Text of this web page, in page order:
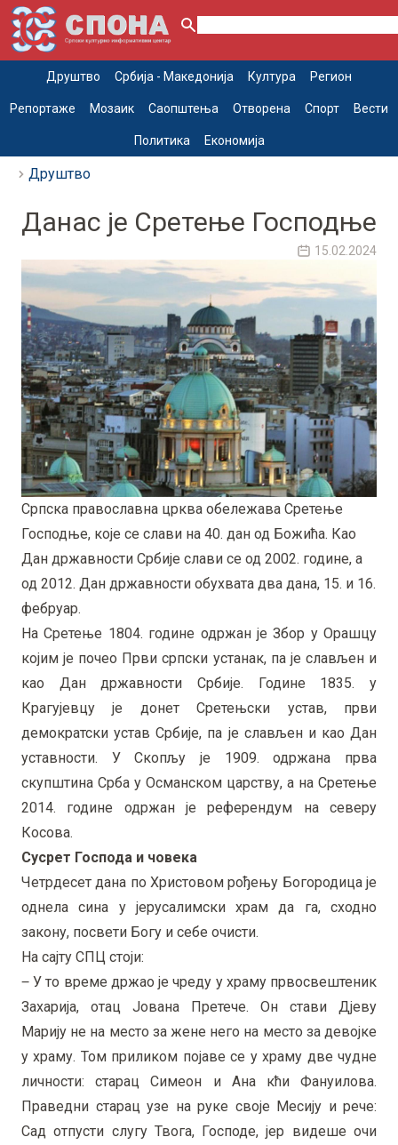
Друштво Србија - Македонија Култура Регион
Репортаже Мозаик Саопштења Отворена Спорт Вести
Политика Економија
Друштво
Данас је Сретење Господње
15.02.2024
Српска православна црква обележава Сретење
Господње, које се слави на 40. дан од Божића. Као
Дан државности Србије слави се од 2002. године, а
од 2012. Дан државности обухвата два дана, 15. и 16.
фебруар.
На Сретење 1804. године одржан је Збор у Орашцу
којим је почео Први српски устанак, па је слављен и
као Дан државности Србије. Године 1835. у
Крагујевцу је донет Сретењски устав, први
демократски устав Србије, па је слављен и као Дан
уставности. У Скопљу је 1909. одржана прва
скупштина Срба у Османском царству, а на Сретење
2014. године одржан је референдум на северу
Косова.
Сусрет Господа и човека
Четрдесет дана по Христовом рођењу Богородица је
однела сина у јерусалимски храм да га, сходно
закону, посвети Богу и себе очисти.
На сајту СПЦ стоји:
‒ У то време држао је чреду у храму првосвештеник
Захарија, отац Јована Претече. Он стави Дјеву
Марију не на место за жене него на место за девојке
у храму. Том приликом појаве се у храму две чудне
личности: старац Симеон и Ана кћи Фануилова.
Праведни старац узе на руке своје Месију и рече:
Сад отпусти слугу Твога, Господе, јер видеше очи